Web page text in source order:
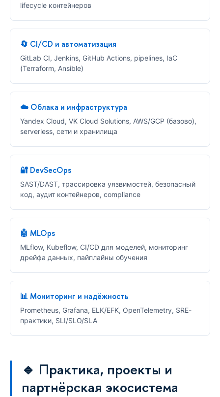
lifecycle контейнеров
🔄 CI/CD и автоматизация
GitLab CI, Jenkins, GitHub Actions, pipelines, IaC
(Terraform, Ansible)
☁️ Облака и инфраструктура
Yandex Cloud, VK Cloud Solutions, AWS/GCP (базово),
serverless, сети и хранилища
🔐 DevSecOps
SAST/DAST, трассировка уязвимостей, безопасный
код, аудит контейнеров, compliance
🤖 MLOps
MLflow, Kubeflow, CI/CD для моделей, мониторинг
дрейфа данных, пайплайны обучения
📊 Мониторинг и надёжность
Prometheus, Grafana, ELK/EFK, OpenTelemetry, SRE-
практики, SLI/SLO/SLA
🔹 Практика, проекты и
партнёрская экосистема